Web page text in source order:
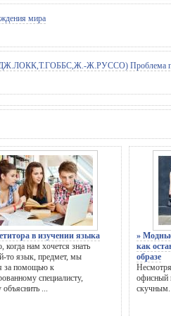
мира
Ж.РУССО) Проблема
в изучении языка
когда нам хочется знать
то язык, предмет, мы
за помощью к
специалисту,
...
»
как
образе
офисный
скучным.